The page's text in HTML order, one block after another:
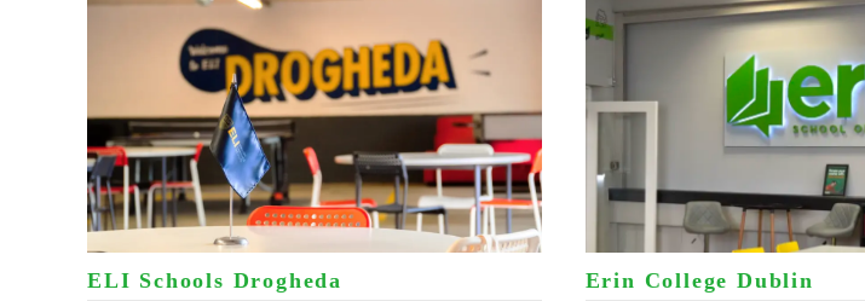
ELI Schools Drogheda Erin College Dublin